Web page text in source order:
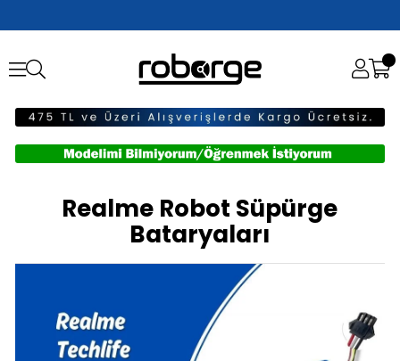
Realme Robot Süpürge
Bataryaları